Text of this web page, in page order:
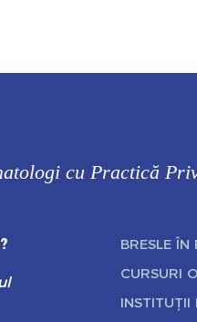
cu Practică
BRESLE
CURSURI
INSTITUȚII